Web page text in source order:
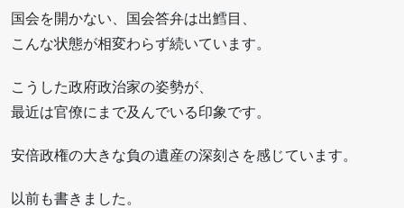
国会を開かない、国会答弁は出鱈目、
こんな状態が相変わらず続いています。
こうした政府政治家の姿勢が、
最近は官僚にまで及んでいる印象です。
安倍政権の大きな負の遺産の深刻さを感じています。
以前も書きました。